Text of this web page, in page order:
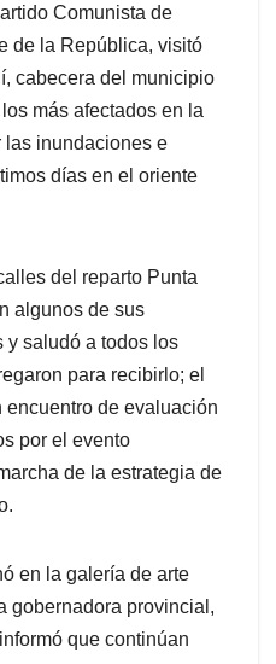
Comunista de
de la República, visitó
cabecera del municipio
más afectados en la
las inundaciones e
días en el oriente
del reparto Punta
algunos de sus
y saludó a todos los
para recibirlo; el
de evaluación
por el evento
de la estrategia de
en la galería de arte
gobernadora provincial,
que continúan